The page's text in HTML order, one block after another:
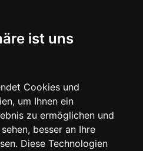
ist uns
Cookies und
um Ihnen ein
zu ermöglichen und
besser an Ihre
Diese Technologien